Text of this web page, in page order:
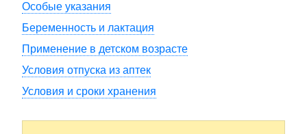
Особые указания
Беременность и лактация
Применение в детском возрасте
Условия отпуска из аптек
Условия и сроки хранения